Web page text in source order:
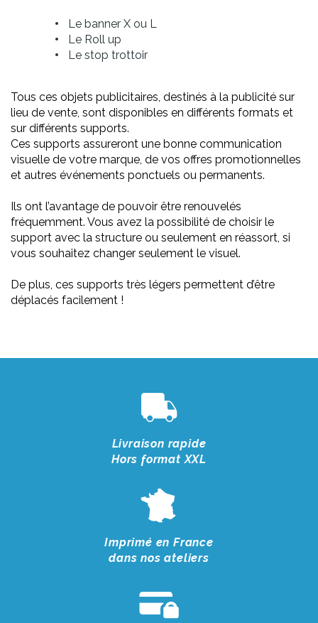
Le banner X ou L
Le Roll up
Le stop trottoir
Tous ces objets publicitaires, destinés à la publicité sur
lieu de vente, sont disponibles en différents formats et
sur différents supports.
Ces supports assureront une bonne communication
visuelle de votre marque, de vos offres promotionnelles
et autres événements ponctuels ou permanents.
Ils ont l’avantage de pouvoir être renouvelés
fréquemment. Vous avez la possibilité de choisir le
support avec la structure ou seulement en réassort, si
vous souhaitez changer seulement le visuel.
De plus, ces supports très légers permettent d’être
déplacés facilement !
Livraison rapide
Hors format XXL
Imprimé en France
dans nos ateliers